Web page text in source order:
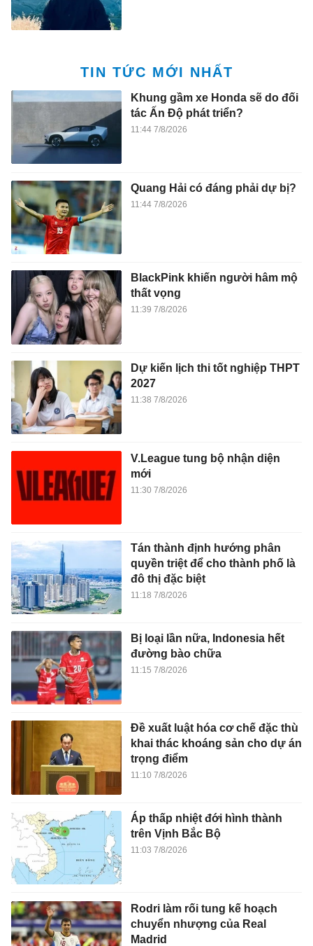
TIN TỨC MỚI NHẤT
Khung gầm xe Honda sẽ do đối
tác Ấn Độ phát triển?
11:44 7/8/2026
Quang Hải có đáng phải dự bị?
11:44 7/8/2026
BlackPink khiến người hâm mộ
thất vọng
11:39 7/8/2026
Dự kiến lịch thi tốt nghiệp THPT
2027
11:38 7/8/2026
V.League tung bộ nhận diện
mới
11:30 7/8/2026
Tán thành định hướng phân
quyền triệt để cho thành phố là
đô thị đặc biệt
11:18 7/8/2026
Bị loại lần nữa, Indonesia hết
đường bào chữa
11:15 7/8/2026
Đề xuất luật hóa cơ chế đặc thù
khai thác khoáng sản cho dự án
trọng điểm
11:10 7/8/2026
Áp thấp nhiệt đới hình thành
trên Vịnh Bắc Bộ
11:03 7/8/2026
Rodri làm rối tung kế hoạch
chuyển nhượng của Real
Madrid